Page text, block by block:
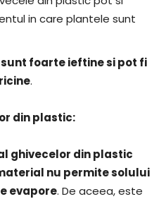
in care plantele sunt
foarte ieftine si pot fi
.
din plastic:
ghivecelor din plastic
nu permite solului
evapore. De aceea, este